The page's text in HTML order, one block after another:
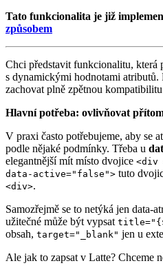
Tato funkcionalita je již
způsobem
Chci představit funkcionalitu, která
s dynamickými hodnotami atributů.
zachovat plně zpětnou
Hlavní potřeba: ovlivňovat
V praxi často potřebujeme, aby se
podle nějaké podmínky. Třeba u
elegantnější mít místo dvojice <div
data-active="false"> tuto
<div>.
Samozřejmě se to netýká jen data-
užitečné může být vypsat
obsah, target="_blank" jen u
Ale jak to zapsat v Latte? Chceme